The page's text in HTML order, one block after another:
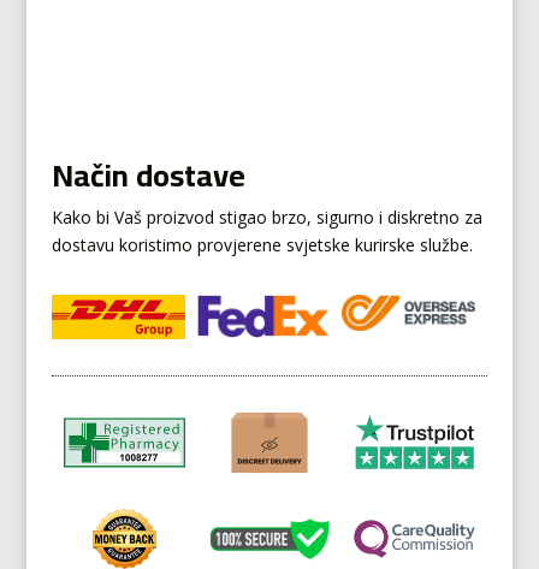
Način dostave
Kako bi Vaš proizvod stigao brzo, sigurno i diskretno za
dostavu koristimo provjerene svjetske kurirske službe.